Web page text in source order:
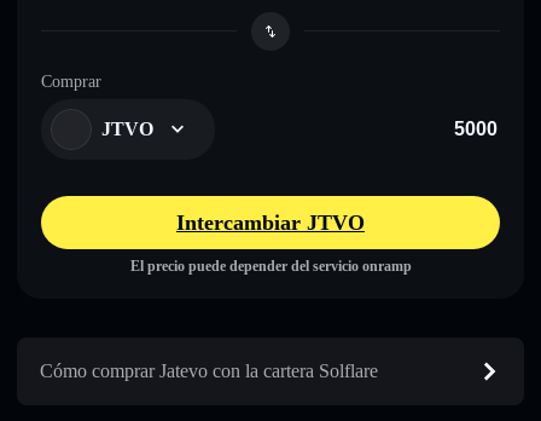
Comprar
JTVO
Intercambiar JTVO
El precio puede depender del servicio onramp
Cómo comprar Jatevo con la cartera Solflare